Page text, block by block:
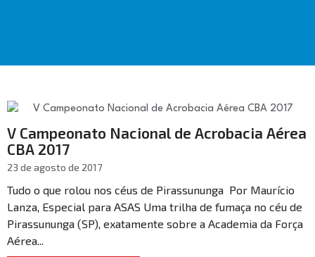
V Campeonato Nacional de Acrobacia Aérea
CBA 2017
23 de agosto de 2017
Tudo o que rolou nos céus de Pirassununga Por Maurício
Lanza, Especial para ASAS Uma trilha de fumaça no céu de
Pirassununga (SP), exatamente sobre a Academia da Força
Aérea...